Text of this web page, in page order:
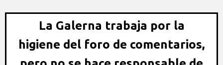
La Galerna trabaja por la
higiene del foro de comentarios,